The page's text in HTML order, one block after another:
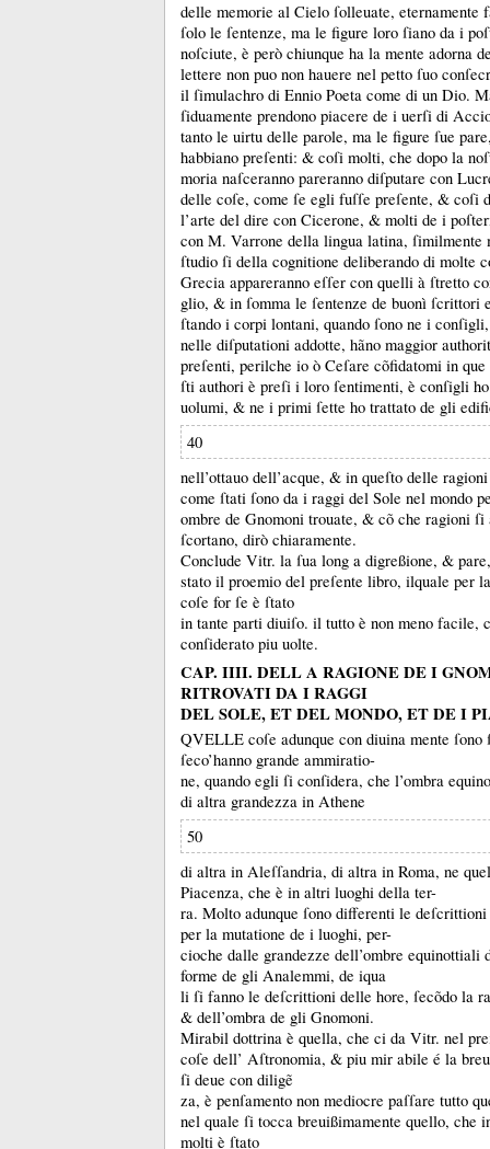
delle memorie al Cielo ſolleuate, eternamente
ſolo le ſentenze, ma le figure loro ſiano da i
noſciute, è però chiunque ha la mente adorna
lettere non puo non hauere nel petto ſuo
il ſimulachro di Ennio Poeta come di un Dio.
ſiduamente prendono piacere de i uerſi di
tanto le uirtu delle parole, ma le figure ſue
habbiano preſenti: & coſi molti, che dopo la
moria naſceranno pareranno diſputare con
delle coſe, come ſe egli fuſſe preſente, & coſi
l’arte del dire con Cicerone, & molti de i
con M. Varrone della lingua latina, ſimilmente
ſtudio ſi della cognitione deliberando di molte
Grecia appareranno eſſer con quelli à ſtretto
glio, & in ſomma le ſentenze de buonì ſcrittori
ſtando i corpi lontani, quando ſono ne i
nelle diſputationi addotte, hãno maggior
preſenti, perilche io ò Ceſare cõfidatomi in que
ſti authori è preſi i loro ſentimenti, è conſigli
uolumi, & ne i primi ſette ho trattato de gli
40
nell’ottauo dell’acque, & in queſto delle
come ſtati ſono da i raggi del Sole nel mondo
ombre de Gnomoni trouate, & cõ che ragioni
ſcortano, dirò chiaramente.
Conclude Vitr. la ſua long a digreßione, &
stato il proemio del preſente libro, ilquale per
coſe for ſe è ſtato
in tante parti diuiſo. il tutto è non meno facile,
conſiderato piu uolte.
CAP. IIII. DELL A RAGIONE DE I
RITROVATI DA I RAGGI
DEL SOLE, ET DEL MONDO, ET DE I
QVELLE coſe adunque con diuina mente ſono
ſeco’hanno grande ammiratio-
ne, quando egli ſi conſidera, che l’ombra
di altra grandezza in Athene
50
di altra in Aleſſandria, di altra in Roma, ne
Piacenza, che è in altri luoghi della ter-
ra. Molto adunque ſono differenti le
per la mutatione de i luoghi, per-
cioche dalle grandezze dell’ombre equinottiali
forme de gli Analemmi, de iqua
li ſi fanno le deſcrittioni delle hore, ſecõdo la
& dell’ombra de gli Gnomoni.
Mirabil dottrina è quella, che ci da Vitr. nel
coſe dell’ Aſtronomia, & piu mir abile é la
ſi deue con diligẽ
za, è penſamento non mediocre paſſare tutto
nel quale ſi tocca breuißimamente quello, che
molti è ſtato